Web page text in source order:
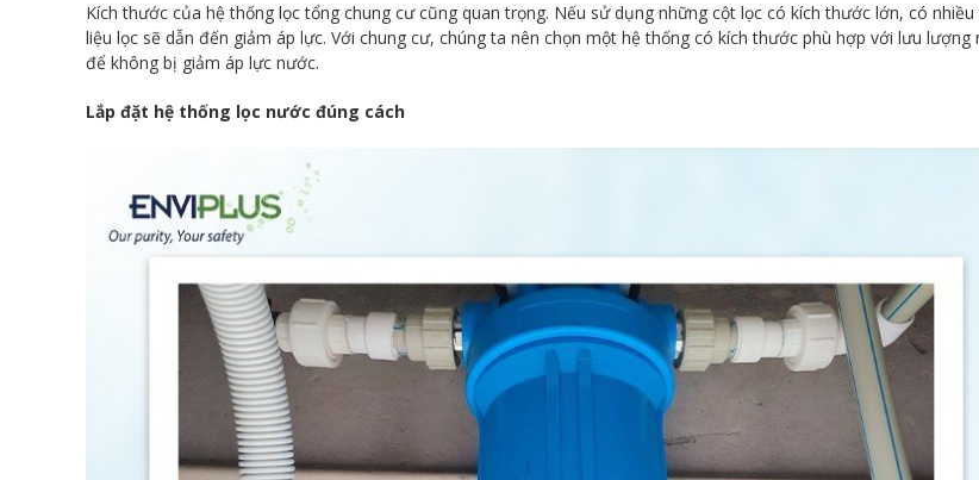
Kích thước của hệ thống lọc tổng chung cư cũng quan trọng. Nếu sử dụng những cột lọc có kích thước lớn, có nhiều
liệu lọc sẽ dẫn đến giảm áp lực. Với chung cư, chúng ta nên chọn một hệ thống có kích thước phù hợp với lưu lượng
để không bị giảm áp lực nước.
Lắp đặt hệ thống lọc nước đúng cách